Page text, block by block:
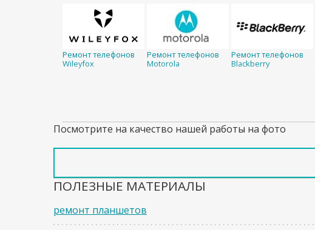
Ремонт телефонов
Wileyfox
Ремонт телефонов
Motorola
Ремонт телефонов
Blackberry
Посмотрите на качество нашей работы на фото
ПОЛЕЗНЫЕ МАТЕРИАЛЫ
ремонт планшетов